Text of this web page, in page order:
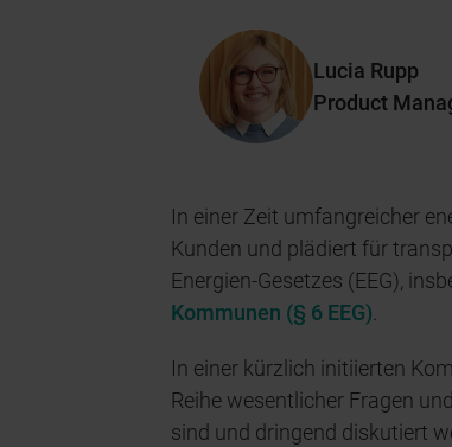
die TeraJoule Energy
Dort war er für den
zuständig und
Verkauf seiner Anteile
Lucia Rupp
Product
M.Sc. Lucia Rupp,
Ihren Abschluss 2018 an
Energieeffizienz und ist
Bewertung
regenerativer Energien.
In einer Zeit umfangreicher
Kunden und plädiert für
Energien-Gesetzes (EEG),
Kommunen (§ 6 EEG).
In einer kürzlich initiierten
Reihe wesentlicher Fragen
sind und dringend diskutiert